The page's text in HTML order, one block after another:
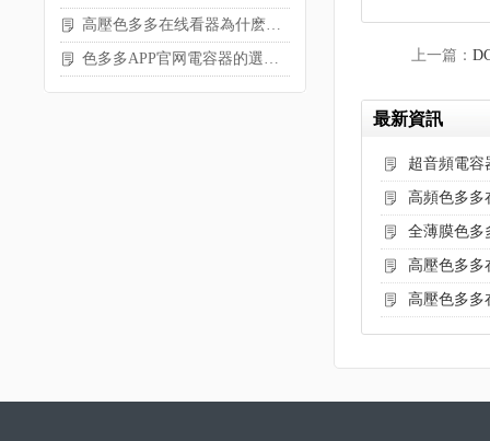
高壓色多多在线看器為什麽會爆炸？
色多多APP官网電容器的選擇需考慮哪些參數 上一篇：
最新資訊
超音頻電容
高頻色多多
全薄膜色多
高壓色多多
高壓色多多